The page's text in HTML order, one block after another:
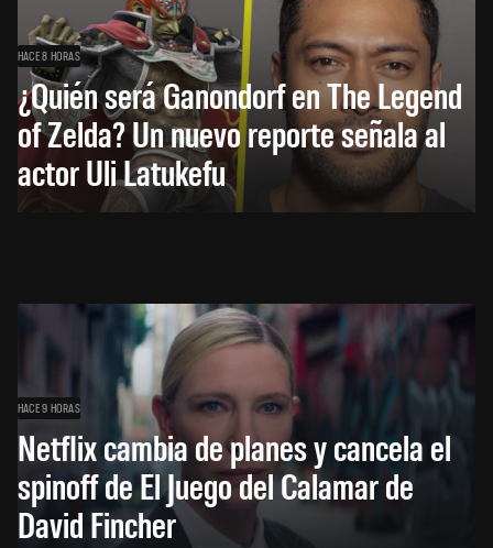
HACE 8 HORAS
¿Quién será Ganondorf en The Legend
of Zelda? Un nuevo reporte señala al
actor Uli Latukefu
HACE 9 HORAS
Netflix cambia de planes y cancela el
spinoff de El Juego del Calamar de
David Fincher